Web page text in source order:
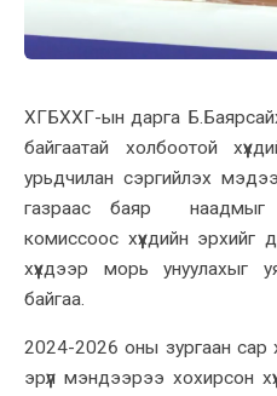
ХГБХХГ-ын дарга
байгаатай холбоотой
урьдчилан сэргийлэх
газраас баяр наадмыг
комиссоос хүүхдийн
хүүхдээр морь унуулахыг
байгаа.
2024-2026 оны зургаан сар
эрүүл мэндээрээ хохирсон